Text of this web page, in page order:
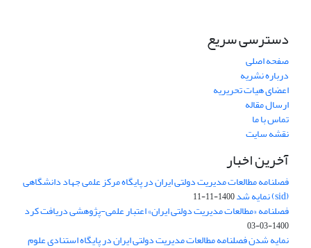
دسترسی سریع
صفحه اصلی
درباره نشریه
اعضای هیات تحریریه
ارسال مقاله
تماس با ما
نقشه سایت
آخرین اخبار
فصلنامه مطالعات مدیریت دولتی ایران در پایگاه مرکز علمی جهاد دانشگاهی
(sid) نمایه شد 1400-11-11
فصلنامه «مطالعات مدیریت دولتی ایران» اعتبار علمی-پژوهشی دریافت کرد
1400-03-03
نمایه شدن فصلنامه مطالعات مدیریت دولتی ایران در پایگاه استنادی علوم